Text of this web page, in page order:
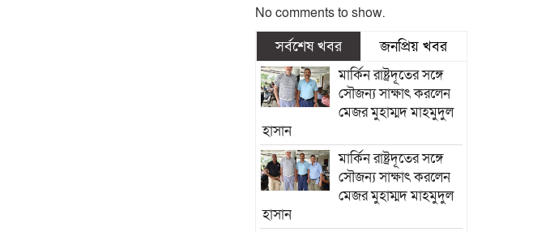
No comments to show.
সর্বশেষ খবর জনপ্রিয় খবর
মার্কিন রাষ্ট্রদূতের সঙ্গে
সৌজন্য সাক্ষাৎ করলেন
মেজর মুহাম্মদ মাহমুদুল
হাসান
মার্কিন রাষ্ট্রদূতের সঙ্গে
সৌজন্য সাক্ষাৎ করলেন
মেজর মুহাম্মদ মাহমুদুল
হাসান